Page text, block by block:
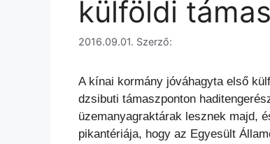
külföldi
2016.09.01. Szerző:
A kínai kormány jóváhagyta első
dzsibuti támaszponton
üzemanyagraktárak lesznek majd,
pikantériája, hogy az Egyesült